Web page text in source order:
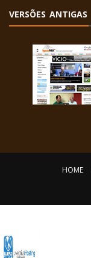
VERSÕES ANTIGAS
HOME